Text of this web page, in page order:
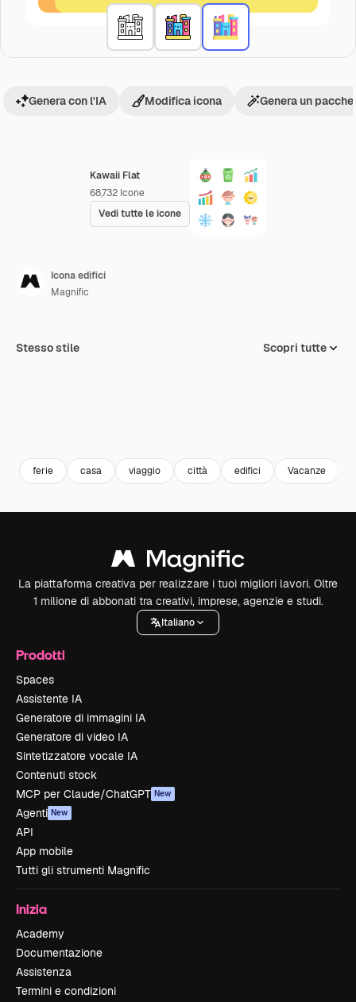
Kawaii Flat
68,732 Icone
Vedi tutte le icone
Genera con l'IA Modifica icona Genera un
Icona edifici
Magnific
Stesso stile Scopri tutte
ferie casa viaggio città edifici Vacanze
La piattaforma creativa per realizzare i tuoi migliori lavori. Oltre
1 milione di abbonati tra creativi, imprese, agenzie e studi.
Italiano
Prodotti
Spaces
Assistente IA
Generatore di immagini IA
Generatore di video IA
Sintetizzatore vocale IA
Contenuti stock
MCP per Claude/ChatGPT New
Agenti New
API
App mobile
Tutti gli strumenti Magnific
Inizia
Academy
Documentazione
Assistenza
Termini e condizioni